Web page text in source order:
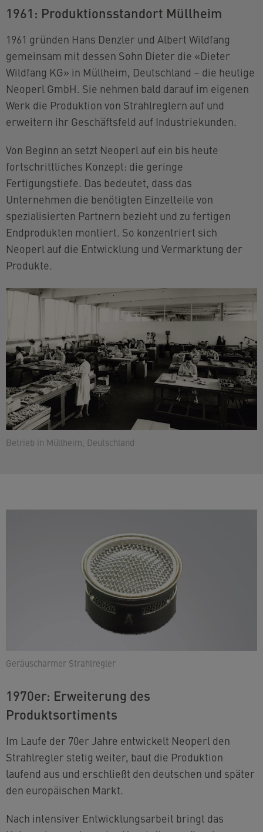
Betrieb in Müllheim, Deutschland
1961: Produktionsstandort Müllheim
1961 gründen Hans Denzler und Albert Wildfang
gemeinsam mit dessen Sohn Dieter die «Dieter
Wildfang KG» in Müllheim, Deutschland – die heutige
Neoperl GmbH. Sie nehmen bald darauf im eigenen
Werk die Produktion von Strahlreglern auf und
erweitern ihr Geschäftsfeld auf Industriekunden.
Von Beginn an setzt Neoperl auf ein bis heute
fortschrittliches Konzept: die geringe
Fertigungstiefe. Das bedeutet, dass das
Unternehmen die benötigten Einzelteile von
spezialisierten Partnern bezieht und zu fertigen
Endprodukten montiert. So konzentriert sich
Neoperl auf die Entwicklung und Vermarktung der
Produkte.
Geräuscharmer Strahlregler
1970er: Erweiterung des
Produktsortiments
Im Laufe der 70er Jahre entwickelt Neoperl den
Strahlregler stetig weiter, baut die Produktion
laufend aus und erschließt den deutschen und später
den europäischen Markt.
Nach intensiver Entwicklungsarbeit bringt das